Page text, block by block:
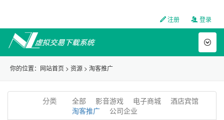
注册 登录
你的位置： 网站首页 > 资源 > 淘客推广
分类 全部 影音游戏 电子商城
酒店宾馆
淘客推广
公司企业